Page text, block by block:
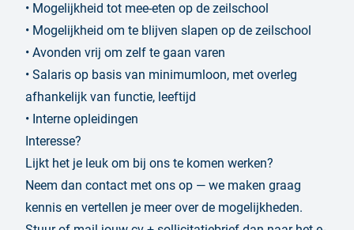
• Mogelijkheid tot mee-eten op de zeilschool
• Mogelijkheid om te blijven slapen op de zeilschool
• Avonden vrij om zelf te gaan varen
• Salaris op basis van minimumloon, met overleg
afhankelijk van functie, leeftijd
• Interne opleidingen
Interesse?
Lijkt het je leuk om bij ons te komen werken?
Neem dan contact met ons op — we maken graag
kennis en vertellen je meer over de mogelijkheden.